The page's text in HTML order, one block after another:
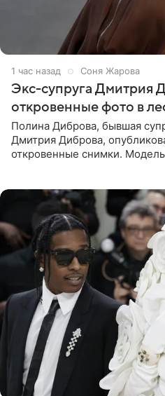
1 час назад Соня Жарова
Экс-супруга Дмитрия
откровенные фото в
Полина Диброва, бывшая
Дмитрия Диброва,
откровенные снимки.